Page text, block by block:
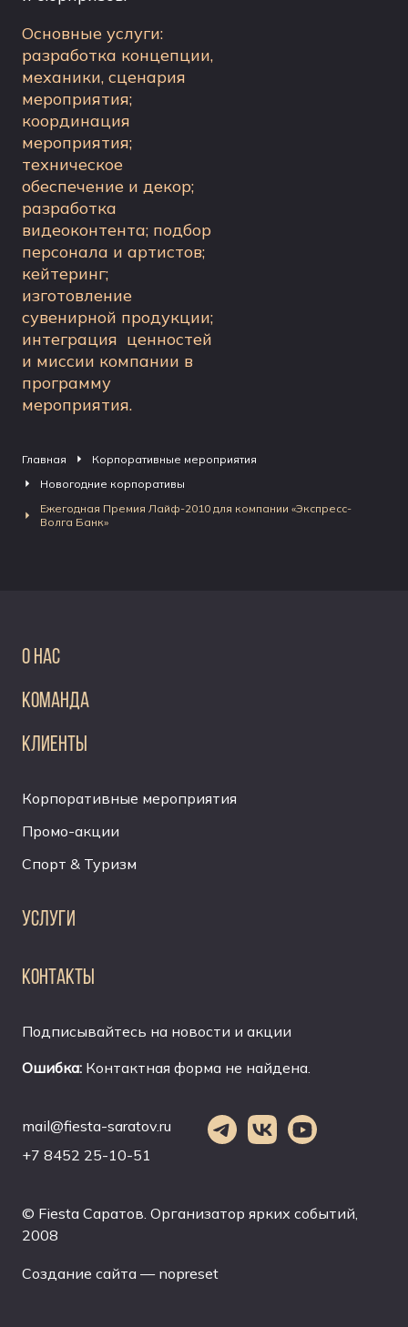
Основные услуги:
разработка концепции,
механики, сценария
мероприятия;
координация
мероприятия;
техническое
обеспечение и декор;
разработка
видеоконтента; подбор
персонала и артистов;
кейтеринг;
изготовление
сувенирной продукции;
интеграция ценностей
и миссии компании в
программу
мероприятия.
Главная
Корпоративные мероприятия
Новогодние корпоративы
Ежегодная Премия Лайф-2010 для компании «Экспресс-
Волга Банк»
О НАС
КОМАНДА
КЛИЕНТЫ
Корпоративные мероприятия
Промо-акции
Спорт & Туризм
УСЛУГИ
КОНТАКТЫ
Подписывайтесь на новости и акции
Ошибка: Контактная форма не найдена.
mail@fiesta-saratov.ru
+7 8452 25-10-51
© Fiesta Саратов. Организатор ярких событий,
2008
Создание сайта — nopreset